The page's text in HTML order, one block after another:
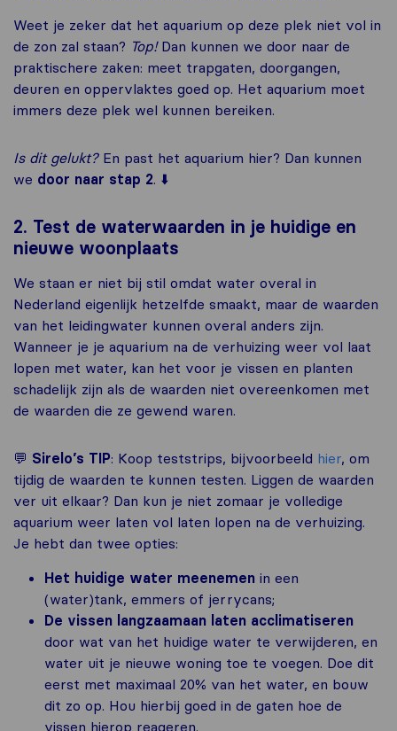
Weet je zeker dat het aquarium op deze plek niet vol in
de zon zal staan? Top!Dan kunnen we door naar de
praktischere zaken: meet trapgaten, doorgangen,
deuren en oppervlaktes goed op. Het aquarium moet
immers deze plek wel kunnen bereiken.
Is dit gelukt?En past het aquarium hier? Dan kunnen
we door naar stap 2. ⬇️
2. Test de waterwaarden in je huidige en
nieuwe woonplaats
We staan er niet bij stil omdat water overal in
Nederland eigenlijk hetzelfde smaakt, maar de waarden
van het leidingwater kunnen overal anders zijn.
Wanneer je je aquarium na de verhuizing weer vol laat
lopen met water, kan het voor je vissen en planten
schadelijk zijn als de waarden niet overeenkomen met
de waarden die ze gewend waren.
💬 Sirelo’s TIP: Koop teststrips, bijvoorbeeld hier, om
tijdig de waarden te kunnen testen. Liggen de waarden
ver uit elkaar? Dan kun je niet zomaar je volledige
aquarium weer laten vol laten lopen na de verhuizing.
Je hebt dan twee opties:
Het huidige water meenemen in een
(water)tank, emmers of jerrycans;
De vissen langzaamaan laten acclimatiseren
door wat van het huidige water te verwijderen, en
water uit je nieuwe woning toe te voegen. Doe dit
eerst met maximaal 20% van het water, en bouw
dit zo op. Hou hierbij goed in de gaten hoe de
vissen hierop reageren.